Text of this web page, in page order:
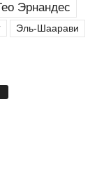
Эрнандес
Эль-Шаарави